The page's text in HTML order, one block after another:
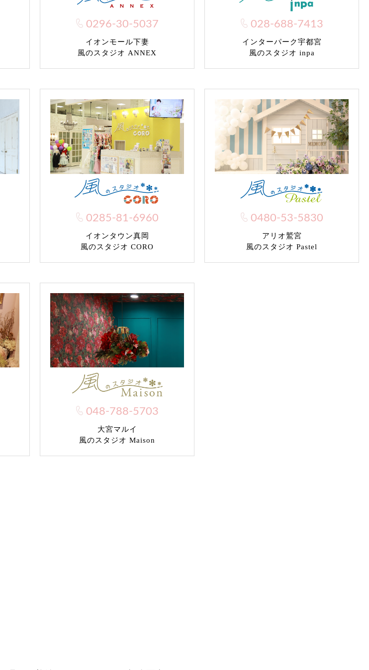
0296-30-5037
イオンモール下妻
風のスタジオ ANNEX
028-688-7413
インターパーク宇都宮
風のスタジオ inpa
0285-81-6960
イオンタウン真岡
風のスタジオ CORO
0480-53-5830
アリオ鷲宮
風のスタジオ Pastel
048-788-5703
大宮マルイ
風のスタジオ Maison